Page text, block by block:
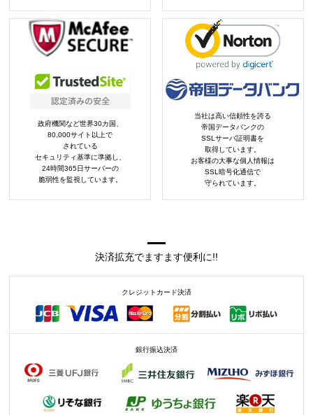
政府機関など世界30カ国、
80,000サイト以上で
されている
セキュリティ基準に準拠し、
24時間365日サーバーの
脆弱性を監視しています。
当社は高い信頼性を誇る
帝国データバンクの
SSLサーバ証明書を
取得しています。
お客様の大事な個人情報は
SSL暗号化通信で
守られています。
決済拡充でますます便利に!!
クレジットカード決済
銀行振込決済